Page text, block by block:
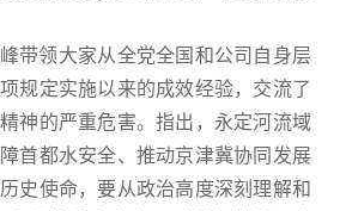
带领大家从全党全国和公司自身层
规定实施以来的成效经验，交流了
神的严重危害。指出，永定河流域
首都水安全、推动京津冀协同发展
史使命，要从政治高度深刻理解和